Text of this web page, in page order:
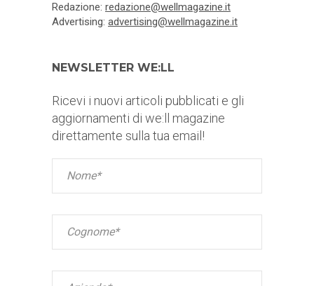
Redazione: redazione@wellmagazine.it
Advertising: advertising@wellmagazine.it
NEWSLETTER WE:LL
Ricevi i nuovi articoli pubblicati e gli
aggiornamenti di we:ll magazine
direttamente sulla tua email!